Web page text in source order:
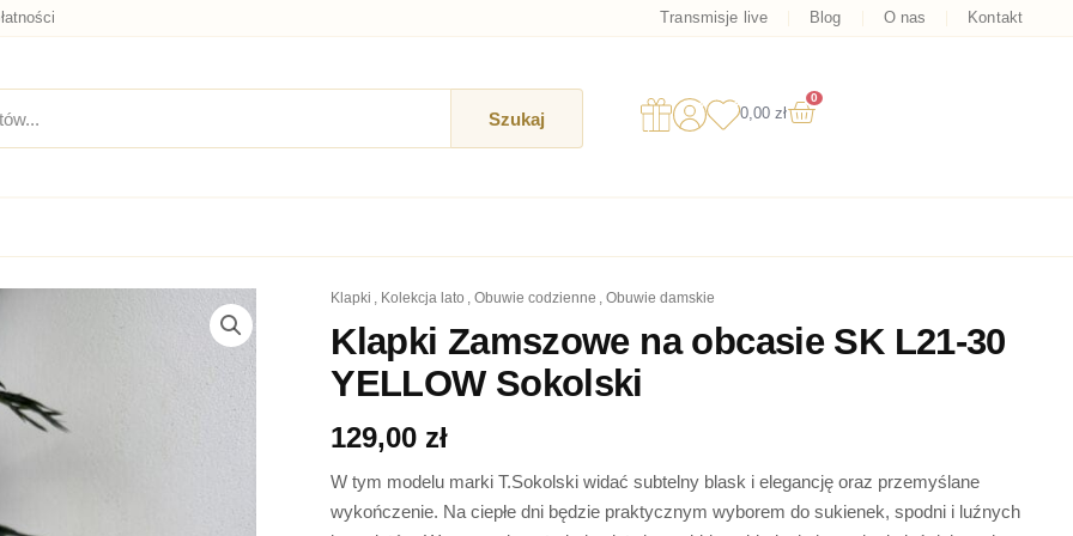
Transmisje live Blog O nas Kontakt
Szukaj 0,00 zł
0
Wózek
klapki , kolekcja lato , obuwie codzienne , obuwie damskie
Klapki Zamszowe na obcasie SK L21-30
YELLOW Sokolski
129,00 zł
W tym modelu marki T.Sokolski widać subtelny blask i elegancję oraz przemyślane
wykończenie. Na ciepłe dni będzie praktycznym wyborem do sukienek, spodni i luźnych
ilość
Klapki
Zamszowe
na
obcasie
SK
L21-
30
Sokolski